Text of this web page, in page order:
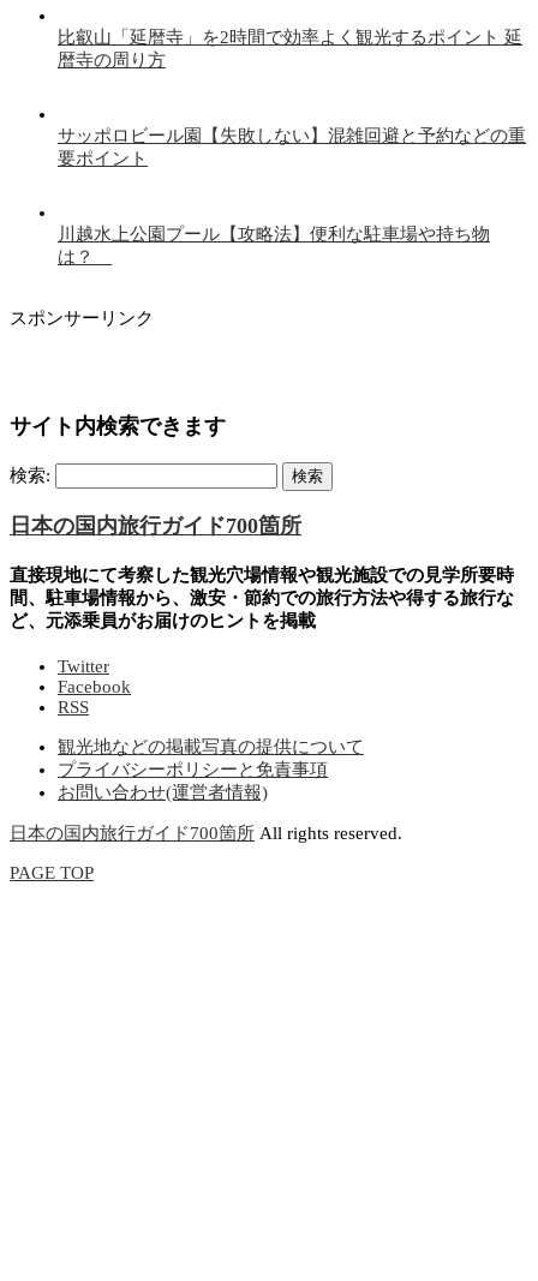
比叡山「延暦寺」を2時間で効率よく観光するポイント 延
暦寺の周り方
サッポロビール園【失敗しない】混雑回避と予約などの重
要ポイント
川越水上公園プール【攻略法】便利な駐車場や持ち物
は？
スポンサーリンク
サイト内検索できます
検索:
日本の国内旅行ガイド700箇所
直接現地にて考察した観光穴場情報や観光施設での見学所要時
間、駐車場情報から、激安・節約での旅行方法や得する旅行な
ど、元添乗員がお届けのヒントを掲載
Twitter
Facebook
RSS
観光地などの掲載写真の提供について
プライバシーポリシーと免責事項
お問い合わせ(運営者情報)
日本の国内旅行ガイド700箇所 All rights reserved.
PAGE TOP